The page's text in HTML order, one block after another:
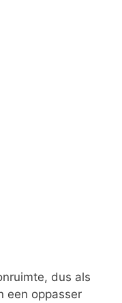
dus als
een oppasser